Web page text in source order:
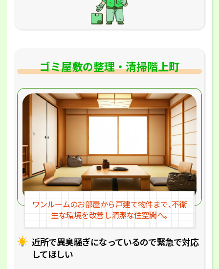
ゴミ屋敷の整理・清掃階上町
近所で異臭騒ぎになっているので緊急で対応
してほしい
ワンルームのお部屋から戸建て物件まで､不衛
生な環境を改善し清潔な住空間へ｡